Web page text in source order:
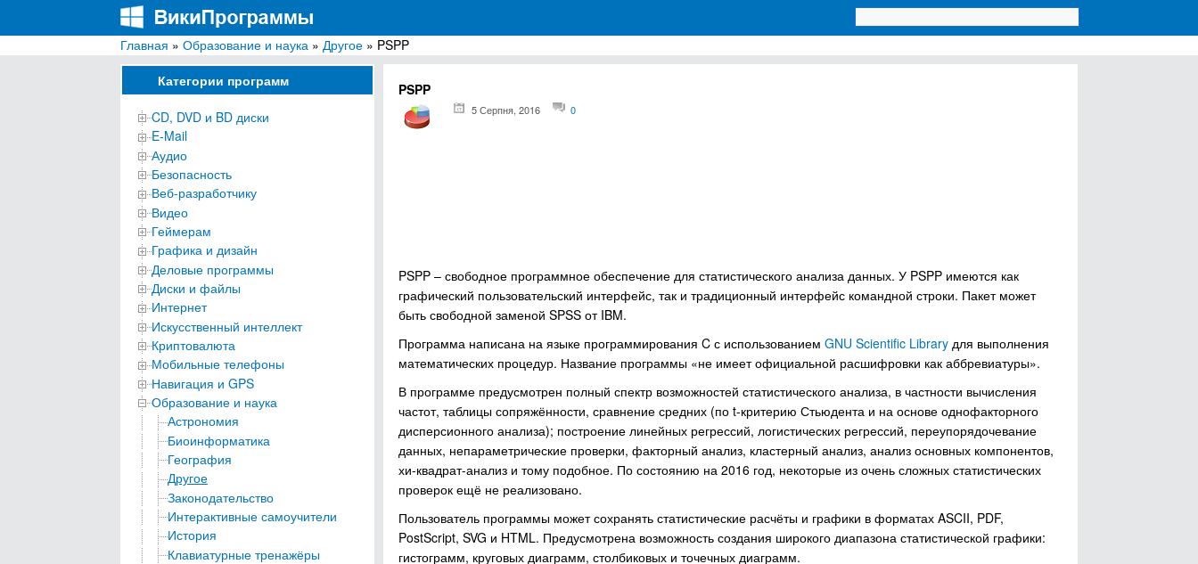
ВикиПрограммы
Энциклопедия бесплатных компьютерных программ для Windows
Главная » Образование и наука » Другое » PSPP
Категории программ
CD, DVD и BD диски
E-Mail
Аудио
Безопасность
Веб-разработчику
Видео
Геймерам
Графика и дизайн
Деловые программы
Диски и файлы
Интернет
Искусственный интеллект
Криптовалюта
Мобильные телефоны
Навигация и GPS
Образование и наука
Астрономия
Биоинформатика
География
Другое
Законодательство
Интерактивные самоучители
История
Клавиатурные тренажёры
PSPP
5 Серпня, 2016 0
PSPP – свободное программное обеспечение для статистического анализа данных. У PSPP имеются как
графический пользовательский интерфейс, так и традиционный интерфейс командной строки. Пакет может
быть свободной заменой SPSS от IBM.
Программа написана на языке программирования C с использованием GNU Scientific Library для выполнения
математических процедур. Название программы «не имеет официальной расшифровки как аббревиатуры».
В программе предусмотрен полный спектр возможностей статистического анализа, в частности вычисления
частот, таблицы сопряжённости, сравнение средних (по t-критерию Стьюдента и на основе однофакторного
дисперсионного анализа); построение линейных регрессий, логистических регрессий, переупорядочевание
данных, непараметрические проверки, факторный анализ, кластерный анализ, анализ основных компонентов,
хи-квадрат-анализ и тому подобное. По состоянию на 2016 год, некоторые из очень сложных статистических
проверок ещё не реализовано.
Пользователь программы может сохранять статистические расчёты и графики в форматах ASCII, PDF,
PostScript, SVG и HTML. Предусмотрена возможность создания широкого диапазона статистической графики:
гистограмм, круговых диаграмм, столбиковых и точечных диаграмм.